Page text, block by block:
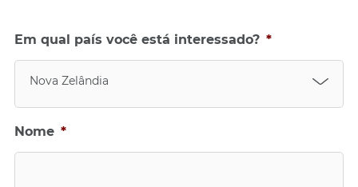
Em qual país você está interessado? *
Nova Zelândia
Nome *